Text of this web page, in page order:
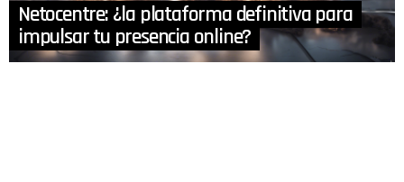
Netocentre: ¿la plataforma definitiva para
impulsar tu presencia online?